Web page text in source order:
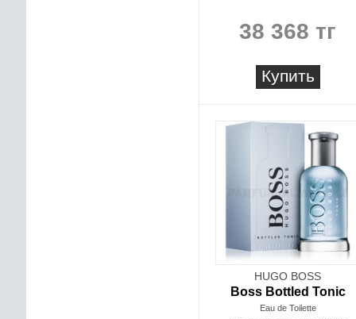
38 368 тг
Купить
HUGO BOSS
Boss Bottled Tonic
Eau de Toilette